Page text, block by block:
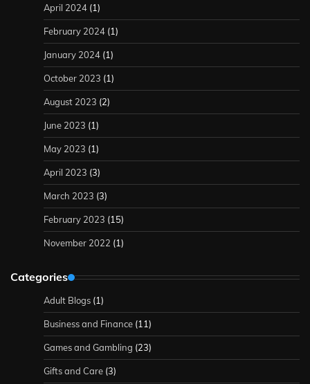
April 2024 (1)
February 2024 (1)
January 2024 (1)
October 2023 (1)
August 2023 (2)
June 2023 (1)
May 2023 (1)
April 2023 (3)
March 2023 (3)
February 2023 (15)
November 2022 (1)
Categories
Adult Blogs (1)
Business and Finance (11)
Games and Gambling (23)
Gifts and Care (3)